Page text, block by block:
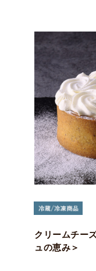
クリームチー
ュの恵み＞